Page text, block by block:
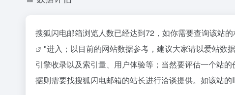
搜狐闪电邮箱浏览人数已经达到72，如你需要查询该站
"进入；以目前的网站数据参考，建议大家请以爱站数
引擎收录以及索引量、用户体验等；当然要评估一个站
据则需要找搜狐闪电邮箱的站长进行洽谈提供。如该站的